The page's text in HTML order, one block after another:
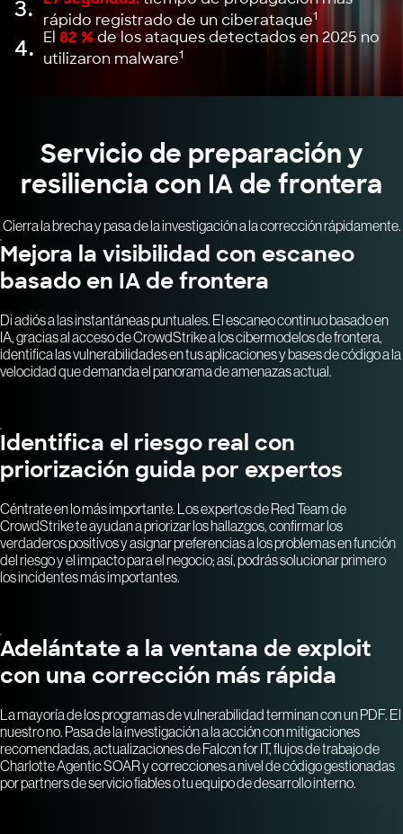
3.
rápido registrado de un ciberataque1
4. El 82 %de los ataques detectados en 2025 no
utilizaron malware1
Servicio de preparación y
resiliencia con IA de frontera
Cierra la brecha y pasa de la investigación a la corrección rápidamente.
Mejora la visibilidad con escaneo
basado en IA de frontera
Di adiós a las instantáneas puntuales. El escaneo continuo basado en
IA, gracias al acceso de CrowdStrike a los cibermodelos de frontera,
identifica las vulnerabilidades en tus aplicaciones y bases de código a la
velocidad que demanda el panorama de amenazas actual.
Identifica el riesgo real con
priorización guida por expertos
Céntrate en lo más importante. Los expertos de Red Team de
CrowdStrike te ayudan a priorizar los hallazgos, confirmar los
verdaderos positivos y asignar preferencias a los problemas en función
del riesgo y el impacto para el negocio; así, podrás solucionar primero
los incidentes más importantes.
Adelántate a la ventana de exploit
con una corrección más rápida
La mayoría de los programas de vulnerabilidad terminan con un PDF. El
nuestro no. Pasa de la investigación a la acción con mitigaciones
recomendadas, actualizaciones de Falcon for IT, flujos de trabajo de
Charlotte Agentic SOAR y correcciones a nivel de código gestionadas
por partners de servicio fiables o tu equipo de desarrollo interno.